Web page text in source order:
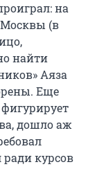
на
Москвы (в
найти
Аяза
Еще
фигурирует
дошло аж
ради курсов